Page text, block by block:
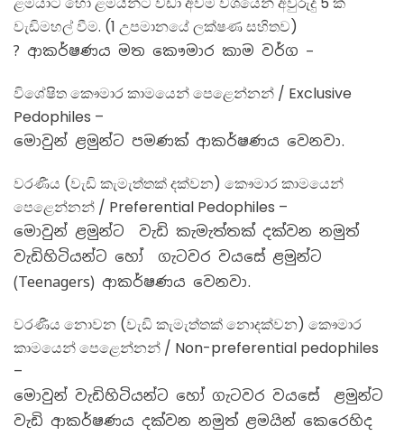
වැඩිමහල් වීම. (1 උපමානයේ ලක්ෂණ සහිතව)
? ආකර්ෂණය මත කෞමාර කාම වර්ග –
විශේෂිත කෞමාර කාමයෙන් පෙළෙන්නන් / Exclusive
Pedophiles –
මොවුන් ළමුන්ට පමණක් ආකර්ෂණය වෙනවා.
වරණීය (වැඩි කැමැත්තක් දක්වන) කෞමාර කාමයෙන්
පෙළෙන්නන් / Preferential Pedophiles –
මොවුන් ළමුන්ට වැඩි කැමැත්තක් දක්වන නමුත්
වැඩිහිටියන්ට හෝ ගැටවර වයසේ ළමුන්ට
(Teenagers) ආකර්ෂණය වෙනවා.
වරණීය නොවන (වැඩි කැමැත්තක් නොදක්වන) කෞමාර
කාමයෙන් පෙළෙන්නන් / Non-preferential pedophiles
–
මොවුන් වැඩිහිටියන්ට හෝ ගැටවර වයසේ ළමුන්ට
වැඩි ආකර්ෂණය දක්වන නමුත් ළමයින් කෙරෙහිද